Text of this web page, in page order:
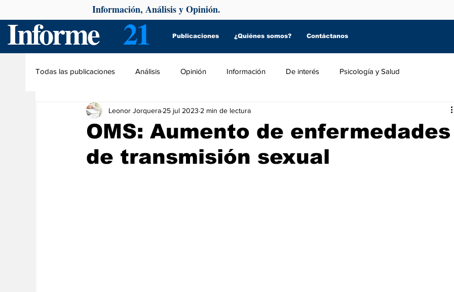
Informe 21 Publicaciones ¿Quiénes somos? Contáctanos
Información, Análisis y Opinión.
Todas las publicaciones Análisis Opinión Información De interés Psicología y Salud
OMS: Aumento de enfermedades
de transmisión sexual
Leonor Jorquera 25 jul 2023 2 min de lectura